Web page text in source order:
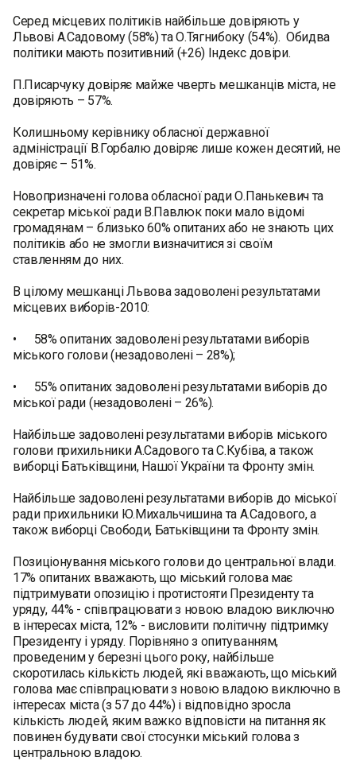
Серед місцевих політиків найбільше довіряють у
Львові А.Садовому (58%) та О.Тягнибоку (54%). Обидва
політики мають позитивний (+26) Індекс довіри.
П.Писарчуку довіряє майже чверть мешканців міста, не
довіряють – 57%.
Колишньому керівнику обласної державної
адміністрації В.Горбалю довіряє лише кожен десятий, не
довіряє – 51%.
Новопризначені голова обласної ради О.Панькевич та
секретар міської ради В.Павлюк поки мало відомі
громадянам – близько 60% опитаних або не знають цих
політиків або не змогли визначитися зі своїм
ставленням до них.
В цілому мешканці Львова задоволені результатами
місцевих виборів-2010:
• 58% опитаних задоволені результатами виборів
міського голови (незадоволені – 28%);
• 55% опитаних задоволені результатами виборів до
міської ради (незадоволені – 26%).
Найбільше задоволені результатами виборів міського
голови прихильники А.Садового та С.Кубіва, а також
виборці Батьківщини, Нашої України та Фронту змін.
Найбільше задоволені результатами виборів до міської
ради прихильники Ю.Михальчишина та А.Садового, а
також виборці Свободи, Батьківщини та Фронту змін.
Позиціонування міського голови до центральної влади.
17% опитаних вважають, що міський голова має
підтримувати опозицію і протистояти Президенту та
уряду, 44% - співпрацювати з новою владою виключно
в інтересах міста, 12% - висловити політичну підтримку
Президенту і уряду. Порівняно з опитуванням,
проведеним у березні цього року, найбільше
скоротилась кількість людей, які вважають, що міський
голова має співпрацювати з новою владою виключно в
інтересах міста (з 57 до 44%) і відповідно зросла
кількість людей, яким важко відповісти на питання як
повинен будувати свої стосунки міський голова з
центральною владою.